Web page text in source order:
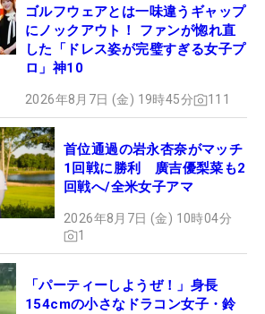
ゴルフウェアとは一味違うギャップ
にノックアウト！ ファンが惚れ直
した「ドレス姿が完璧すぎる女子プ
ロ」神10
2026年8月7日 (金) 19時45分 111
首位通過の岩永杏奈がマッチ
1回戦に勝利 廣吉優梨菜も2
回戦へ/全米女子アマ
2026年8月7日 (金) 10時04分
1
「パーティーしようぜ！」身長
154cmの小さなドラコン女子・鈴